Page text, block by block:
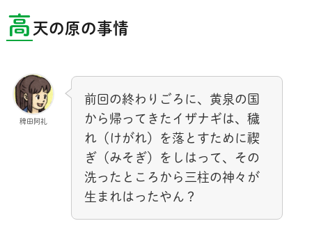
高 天の原の事情
稗田阿礼
前回の終わりごろに、黄泉の国
から帰ってきたイザナギは、穢
れ（けがれ）を落とすために禊
ぎ（みそぎ）をしはって、その
洗ったところから三柱の神々が
生まれはったやん？